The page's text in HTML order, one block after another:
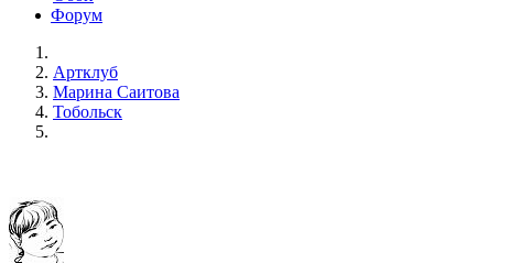
Форум
Артклуб
Марина Саитова
Тобольск